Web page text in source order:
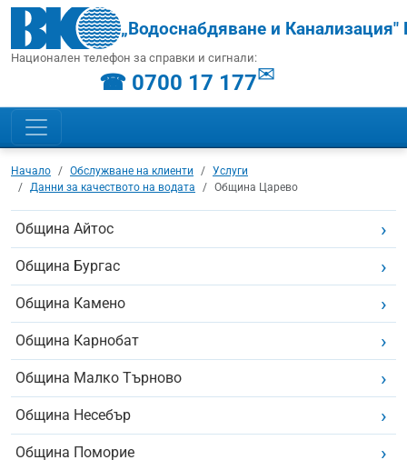
„Водоснабдяване и Канализация"
Национален телефон за справки и сигнали:
☎ 0700 17 177✉
Начало Обслужване на клиенти
Услуги
Данни за качеството на водата
Община Царево
Община Айтос
Община Бургас
Община Камено
Община Карнобат
Община Малко Търново
Община Несебър
Община Поморие